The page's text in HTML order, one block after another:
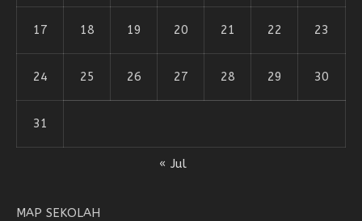
17 18 19 20 21 22 23
24 25 26 27 28 29 30
31
« Jul
MAP SEKOLAH